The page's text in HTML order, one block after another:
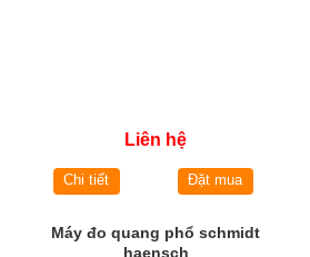
Liên hệ
Chi tiết Đặt mua
Máy đo quang phổ schmidt
haensch